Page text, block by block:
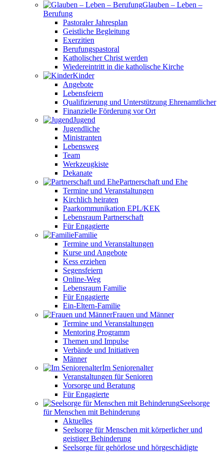
Glauben – Leben –
Berufung
Pastoraler Jahresplan
Geistliche Begleitung
Exerzitien
Berufungspastoral
Katholischer Christ werden
Wiedereintritt in die katholische Kirche
Kinder
Angebote
Lebensfeiern
Qualifizierung und Unterstützung Ehrenamtlicher
Finanzielle Förderung vor Ort
Jugend
Jugendliche
Ministranten
Lebensweg
Team
Werkzeugkiste
Dekanate
Partnerschaft und Ehe
Termine und Veranstaltungen
Kirchlich heiraten
Paarkommunikation EPL/KEK
Lebensraum Partnerschaft
Für Engagierte
Familie
Termine und Veranstaltungen
Kurse und Angebote
Kess erziehen
Segensfeiern
Online-Weg
Lebensraum Familie
Für Engagierte
Ein-Eltern-Familie
Frauen und Männer
Termine und Veranstaltungen
Mentoring Programm
Themen und Impulse
Verbände und Initiativen
Männer
Im Seniorenalter
Veranstaltungen für Senioren
Vorsorge und Beratung
Für Engagierte
Seelsorge
für Menschen mit Behinderung
Aktuelles
Seelsorge für Menschen mit körperlicher und
geistiger Behinderung
Seelsorge für gehörlose und hörgeschädigte